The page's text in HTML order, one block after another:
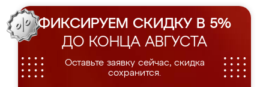
ФИКСИРУЕМ СКИДКУ В 5%
ДО КОНЦА АВГУСТА
Оставьте заявку сейчас, скидка
сохранится.